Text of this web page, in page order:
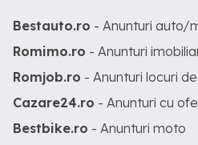
Bestauto.ro - Anunturi auto/
Romimo.ro - Anunturi
Romjob.ro - Anunturi locuri
Cazare24.ro - Anunturi cu
Bestbike.ro - Anunturi moto